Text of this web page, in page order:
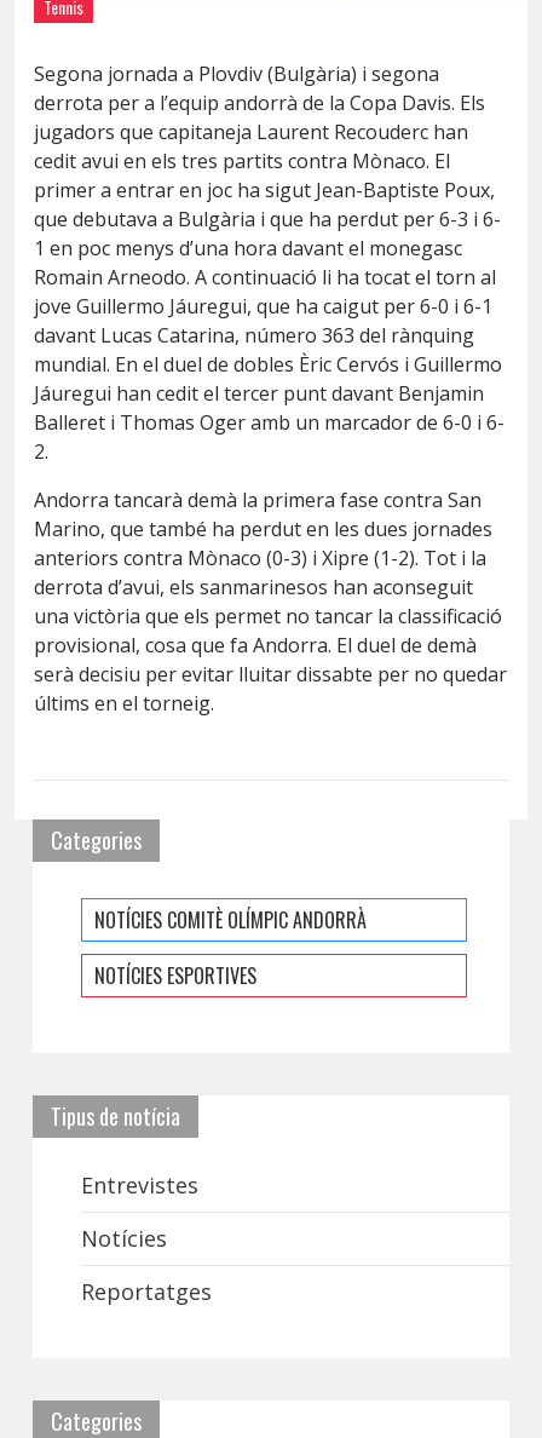
Tennis
Segona jornada a Plovdiv (Bulgària) i segona
derrota per a l’equip andorrà de la Copa Davis. Els
jugadors que capitaneja Laurent Recouderc han
cedit avui en els tres partits contra Mònaco. El
primer a entrar en joc ha sigut Jean-Baptiste Poux,
que debutava a Bulgària i que ha perdut per 6-3 i 6-
1 en poc menys d’una hora davant el monegasc
Romain Arneodo. A continuació li ha tocat el torn al
jove Guillermo Jáuregui, que ha caigut per 6-0 i 6-1
davant Lucas Catarina, número 363 del rànquing
mundial. En el duel de dobles Èric Cervós i Guillermo
Jáuregui han cedit el tercer punt davant Benjamin
Balleret i Thomas Oger amb un marcador de 6-0 i 6-
2.
Andorra tancarà demà la primera fase contra San
Marino, que també ha perdut en les dues jornades
anteriors contra Mònaco (0-3) i Xipre (1-2). Tot i la
derrota d’avui, els sanmarinesos han aconseguit
una victòria que els permet no tancar la classificació
provisional, cosa que fa Andorra. El duel de demà
serà decisiu per evitar lluitar dissabte per no quedar
últims en el torneig.
Categories
NOTÍCIES COMITÈ OLÍMPIC ANDORRÀ
NOTÍCIES ESPORTIVES
Tipus de notícia
Entrevistes
Notícies
Reportatges
Categories